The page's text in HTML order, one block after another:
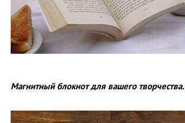
Магнитный блокнот для вашего творчества.